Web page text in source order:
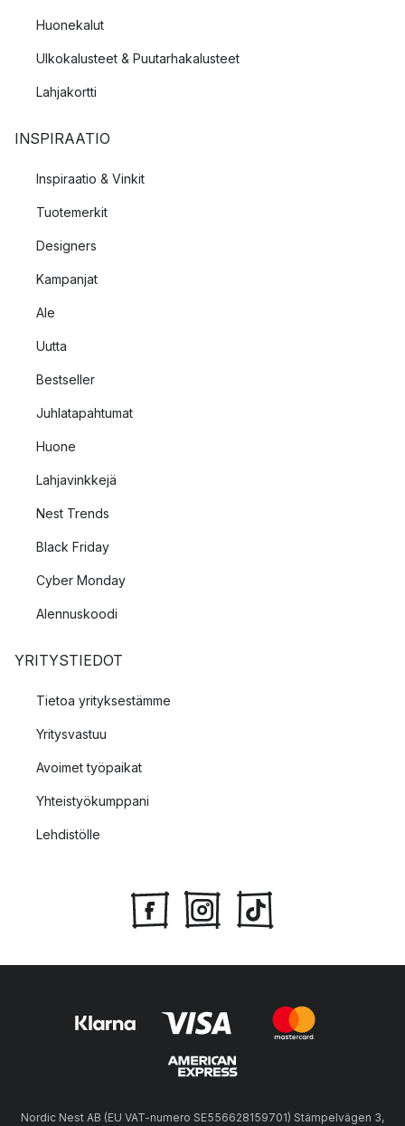
Huonekalut
Ulkokalusteet & Puutarhakalusteet
Lahjakortti
INSPIRAATIO
Inspiraatio & Vinkit
Tuotemerkit
Designers
Kampanjat
Ale
Uutta
Bestseller
Juhlatapahtumat
Huone
Lahjavinkkejä
Nest Trends
Black Friday
Cyber Monday
Alennuskoodi
YRITYSTIEDOT
Tietoa yrityksestämme
Yritysvastuu
Avoimet työpaikat
Yhteistyökumppani
Lehdistölle
Nordic Nest AB (EU VAT-numero SE556628159701) Stämpelvägen 3,